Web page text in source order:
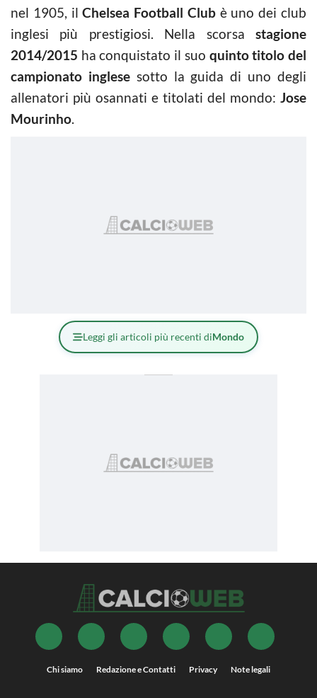
nel 1905, ilChelsea Football Clubè uno dei club
inglesi più prestigiosi. Nella scorsa stagione
2014/2015 ha conquistato il suo quinto titolo del
campionato inglesesotto la guida di uno degli
allenatori più osannati e titolati del mondo: Jose
Mourinho.
Leggi gli articoli più recenti diMondo
Chi siamo Redazione e Contatti Privacy Note legali